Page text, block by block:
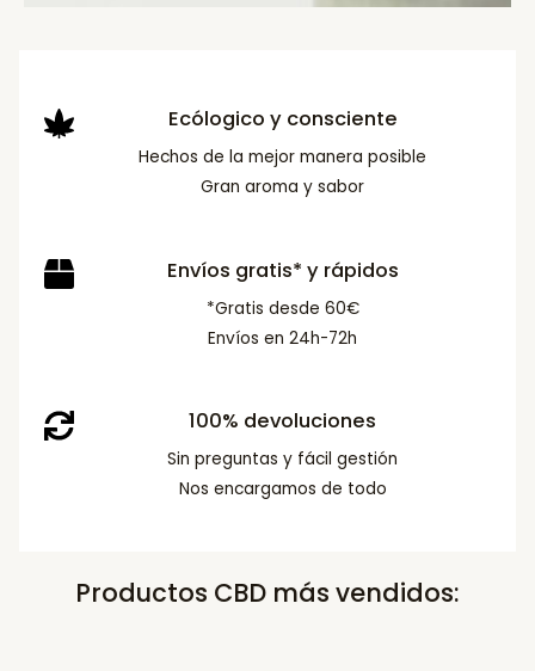
Ecólogico y consciente
Hechos de la mejor manera posible
Gran aroma y sabor
Envíos gratis* y rápidos
*Gratis desde 60€
Envíos en 24h-72h
100% devoluciones
Sin preguntas y fácil gestión
Nos encargamos de todo
Productos CBD más vendidos: